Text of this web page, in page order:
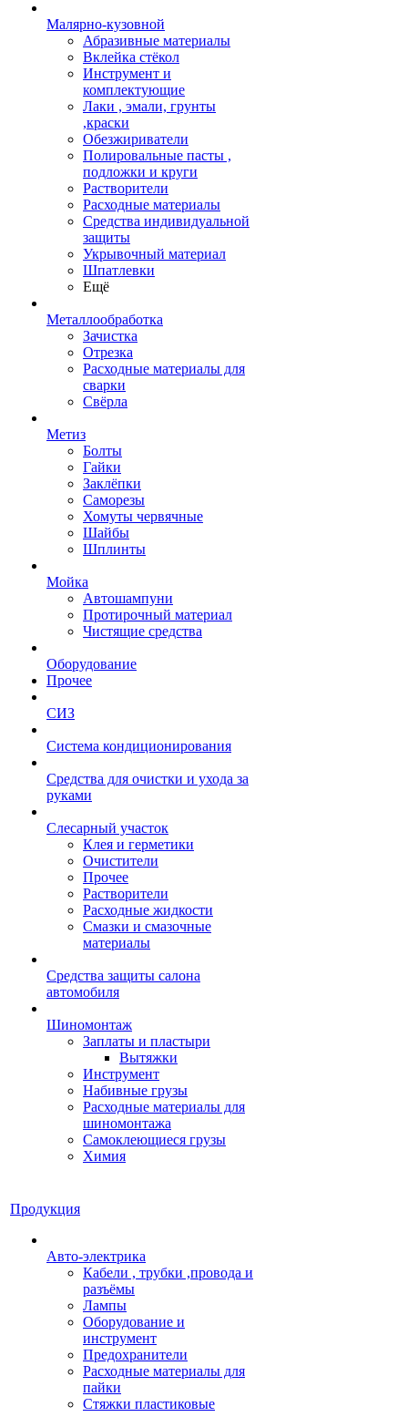
Малярно-кузовной
Абразивные материалы
Вклейка стёкол
Инструмент и
комплектующие
Лаки , эмали, грунты
,краски
Обезжириватели
Полировальные пасты ,
подложки и круги
Растворители
Расходные материалы
Средства индивидуальной
защиты
Укрывочный материал
Шпатлевки
Ещё
Металлообработка
Зачистка
Отрезка
Расходные материалы для
сварки
Свёрла
Метиз
Болты
Гайки
Заклёпки
Саморезы
Хомуты червячные
Шайбы
Шплинты
Мойка
Автошампуни
Протирочный материал
Чистящие средства
Оборудование
Прочее
СИЗ
Система кондиционирования
Средства для очистки и ухода за
руками
Слесарный участок
Клея и герметики
Очистители
Прочее
Растворители
Расходные жидкости
Смазки и смазочные
материалы
Средства защиты салона
автомобиля
Шиномонтаж
Заплаты и пластыри
Вытяжки
Инструмент
Набивные грузы
Расходные материалы для
шиномонтажа
Самоклеющиеся грузы
Химия
Продукция
Авто-электрика
Кабели , трубки ,провода и
разъёмы
Лампы
Оборудование и
инструмент
Предохранители
Расходные материалы для
пайки
Стяжки пластиковые